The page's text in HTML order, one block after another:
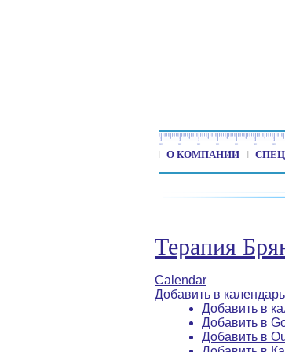
О КОМПАНИИ
Терапия
Calendar
Добавить в календарь
Добавить в
Добавить в
Добавить в